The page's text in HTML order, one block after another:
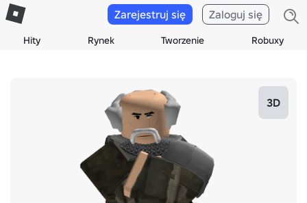
Hity Rynek Tworzenie Robuxy
Zarejestruj się Zaloguj się
3D